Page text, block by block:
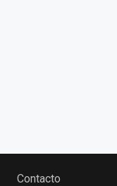
Contacto